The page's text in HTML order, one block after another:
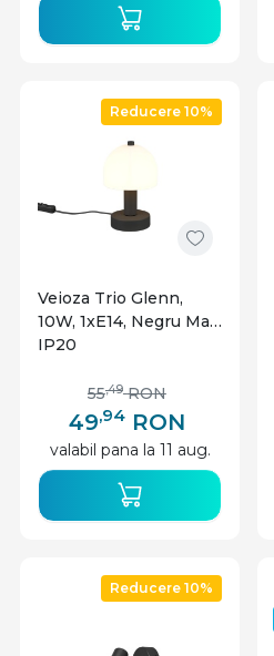
Reducere 10%
Veioza Trio Glenn,
10W, 1xE14, Negru Mat,
IP20
49,94 RON
55,49 RON
valabil pana la 11 aug.
Reducere 10%